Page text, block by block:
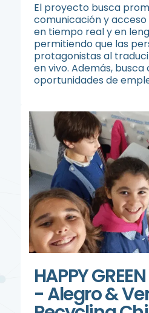
El proyecto busca
comunicación y
en tiempo real y en
permitiendo que las
protagonistas al
en vivo. Además,
oportunidades de
HAPPY
- Alegro &